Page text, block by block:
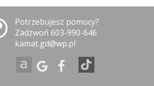
Potrzebujesz pomocy?
Zadzwoń 603-990-646
kamat.gd@wp.pl